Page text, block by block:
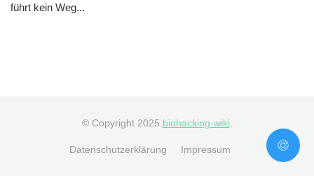
führt kein Weg...
© Copyright 2025 biohacking-wiki
Datenschutzerklärung Impressum